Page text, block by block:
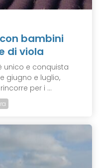
bambini
di viola
unico e conquista
giugno e luglio,
per i ...